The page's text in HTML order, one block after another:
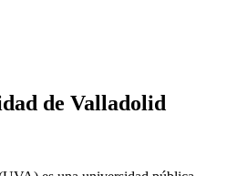
de Valladolid